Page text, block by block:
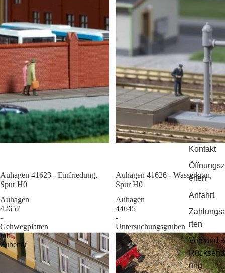
Kontakt
Öffnungsz
eiten
Anfahrt
rten
Versand
Rücksend
ung
Auhagen 41623 - Einfriedung,
Spur H0
Sale
Auhagen 41626 - Wasserkran,
Spur H0
Auhagen
42657
-
Gehwegplatten
mit
Zubehör
Auhagen
44645
-
Untersuchungsgruben